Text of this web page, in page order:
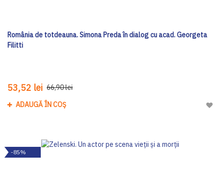
România de totdeauna. Simona Preda în dialog cu acad. Georgeta
Filitti
53,52 lei 66,90 lei
ADAUGĂ ÎN COȘ
-85%